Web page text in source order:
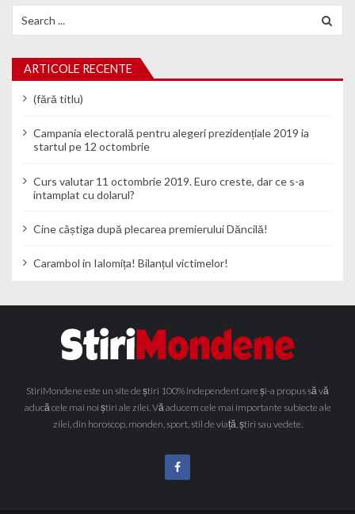
ARTICOLE RECENTE
(fără titlu)
Campania electorală pentru alegeri prezidențiale 2019 ia
startul pe 12 octombrie
Curs valutar 11 octombrie 2019. Euro creste, dar ce s-a
intamplat cu dolarul?
Cine câștiga după plecarea premierului Dăncilă!
Carambol in Ialomița! Bilanțul victimelor!
StiriMondene este un site de știri 100% independent care și-a propus să vă
aducă cele mai noi știri ale zilei. Vă aducem cele mai importante subiecte ale
zilei, din horoscop, monden, sport, stil de viață, știri sau vedete.